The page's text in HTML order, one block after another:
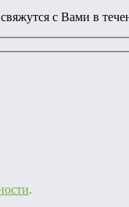
с Вами в
.